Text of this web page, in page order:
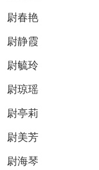
尉春艳
尉静霞
尉毓玲
尉琼瑶
尉亭莉
尉美芳
尉海琴